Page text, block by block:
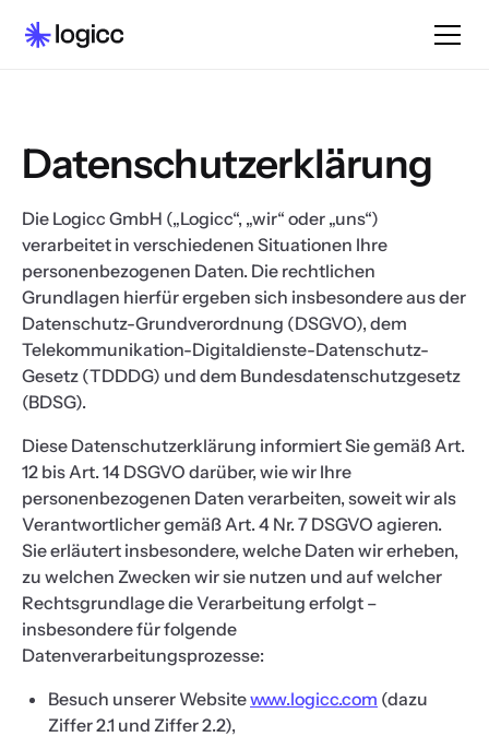
Datenschutzerklärung
Die Logicc GmbH („Logicc“, „wir“ oder „uns“)
verarbeitet in verschiedenen Situationen Ihre
personenbezogenen Daten. Die rechtlichen
Grundlagen hierfür ergeben sich insbesondere aus der
Datenschutz-Grundverordnung (DSGVO), dem
Telekommunikation-Digitaldienste-Datenschutz-
Gesetz (TDDDG) und dem Bundesdatenschutzgesetz
(BDSG).
Diese Datenschutzerklärung informiert Sie gemäß Art.
12 bis Art. 14 DSGVO darüber, wie wir Ihre
personenbezogenen Daten verarbeiten, soweit wir als
Verantwortlicher gemäß Art. 4 Nr. 7 DSGVO agieren.
Sie erläutert insbesondere, welche Daten wir erheben,
zu welchen Zwecken wir sie nutzen und auf welcher
Rechtsgrundlage die Verarbeitung erfolgt –
insbesondere für folgende
Datenverarbeitungsprozesse:
Besuch unserer Websitewww.logicc.com (dazu
Ziffer 2.1 und Ziffer 2.2),